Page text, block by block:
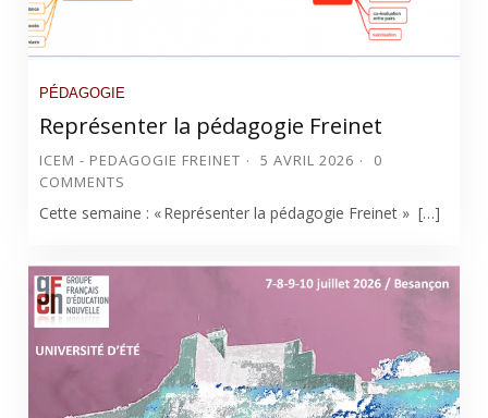
PÉDAGOGIE
Représenter la pédagogie Freinet
ICEM - PEDAGOGIE FREINET 5 AVRIL 2026
0
COMMENTS
Cette semaine : « Représenter la pédagogie Freinet » […]